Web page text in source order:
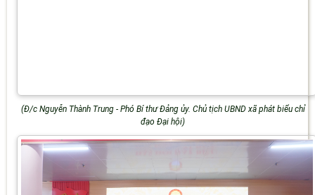
(Đ/c Nguyễn Thành Trung - Phó Bí thư Đảng ủy. Chủ tịch UBND xã phát biểu chỉ
đạo Đại hội)